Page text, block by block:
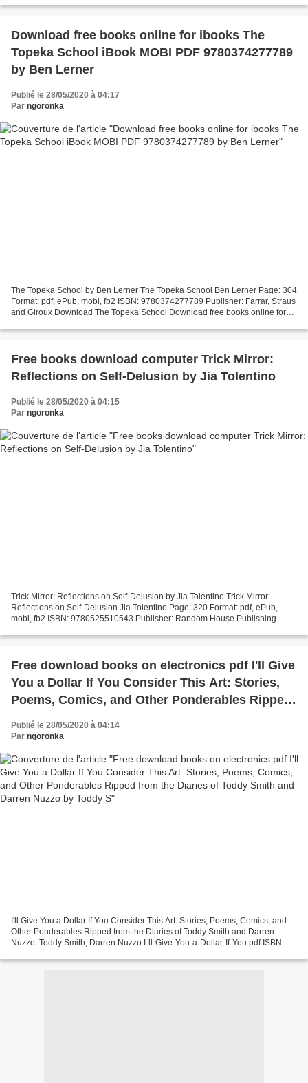
Download free books online for ibooks The
Topeka School iBook MOBI PDF 9780374277789
by Ben Lerner
Publié le 28/05/2020 à 04:17
Par ngoronka
The Topeka School by Ben Lerner The Topeka School Ben Lerner Page: 304
Format: pdf, ePub, mobi, fb2 ISBN: 9780374277789 Publisher: Farrar, Straus
and Giroux Download The Topeka School Download free books online for
Free books download computer Trick Mirror:
Reflections on Self-Delusion by Jia Tolentino
Publié le 28/05/2020 à 04:15
Par ngoronka
Trick Mirror: Reflections on Self-Delusion by Jia Tolentino Trick Mirror:
Reflections on Self-Delusion Jia Tolentino Page: 320 Format: pdf, ePub,
mobi, fb2 ISBN: 9780525510543 Publisher: Random House Publishing
Free download books on electronics pdf I'll Give
You a Dollar If You Consider This Art: Stories,
Poems, Comics, and Other Ponderables Ripped
from the Diaries of Toddy Smith and Darren
Nuzzo by Toddy S
Publié le 28/05/2020 à 04:14
Par ngoronka
I'll Give You a Dollar If You Consider This Art: Stories, Poems, Comics, and
Other Ponderables Ripped from the Diaries of Toddy Smith and Darren
Nuzzo. Toddy Smith, Darren Nuzzo I-ll-Give-You-a-Dollar-If-You.pdf ISBN: